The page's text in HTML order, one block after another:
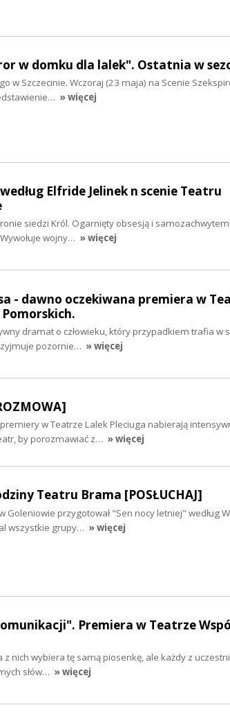
w domku dla lalek". Ostatnia w
w Szczecinie. Wczoraj (23 maja) na Scenie
» więcej
według Elfride Jelinek n scenie Teatru
siedzi Król. Ogarnięty obsesją i
wojny… » więcej
- dawno oczekiwana premiera w
dramat o człowieku, który przypadkiem trafia w
pozornie… » więcej
w Teatrze Lalek Pleciuga nabierają
by porozmawiać z… » więcej
Teatru Brama [POSŁUCHAJ]
Goleniowie przygotował "Sen nocy letniej" według
wszystkie grupy… » więcej
Premiera w Teatrze
nich wybiera tę samą piosenkę, ale każdy z
słów… » więcej